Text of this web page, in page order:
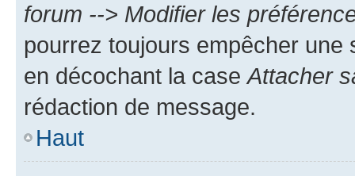
forum --> Modifier les
pourrez toujours empêcher une
en décochant la caseAttacher
rédaction de message.
Haut